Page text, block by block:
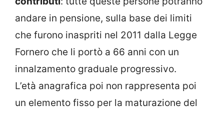
andare in pensione, sulla base dei limiti
che furono inaspriti nel 2011 dalla Legge
Fornero che li portò a 66 anni con un
innalzamento graduale progressivo.
L’età anagrafica poi non rappresenta poi
un elemento fisso per la maturazione del